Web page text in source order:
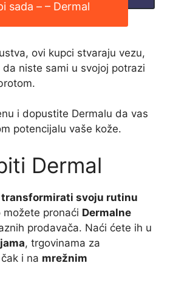
sada – – Dermal
ovi kupci stvaraju vezu,
niste sami u svojoj potrazi
i dopustite Dermalu da vas
potencijalu vaše kože.
Dermal
transformirati svoju rutinu
možete pronaći Dermalne
prodavača. Naći ćete ih u
, trgovinama za
i na mrežnim